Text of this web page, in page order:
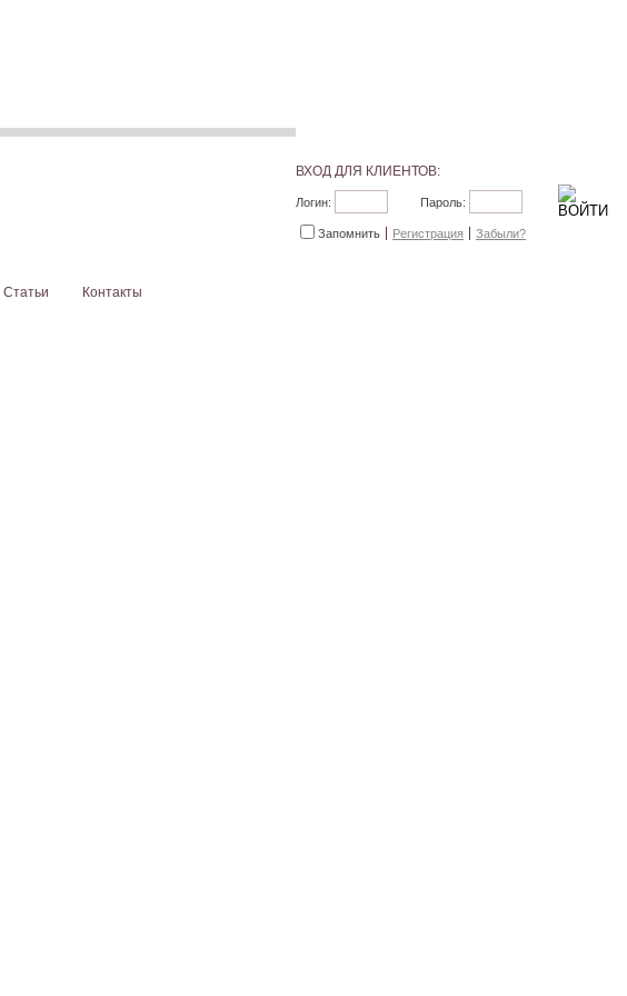
ВХОД ДЛЯ КЛИЕНТОВ:
Логин: Пароль:
Запомнить Регистрация Забыли?
Статьи Контакты